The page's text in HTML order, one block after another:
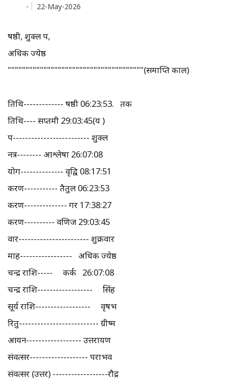
-
22-May-2026
षष्ठी, शुक्ल पक्ष,
अधिक ज्येष्ठ
""""""""""""""""""""""""""""""""""""""(समाप्ति काल)
तिथि------------- षष्ठी 06:23:53. तक
तिथि---- सप्तमी 29:03:45(क्षय )
पक्ष------------------------- शुक्ल
नक्षत्र-------- आश्लेषा 26:07:08
योग-------------- वृद्वि 08:17:51
करण----------- तैतुल 06:23:53
करण-------------- गर 17:38:27
करण---------- वणिज 29:03:45
वार----------------------- शुक्रवार
माह----------------- अधिक ज्येष्ठ
चन्द्र राशि----- कर्क 26:07:08
चन्द्र राशि------------------ सिंह
सूर्य राशि------------------ वृषभ
रितु-------------------------- ग्रीष्म
आयन------------------ उत्तरायण
संवत्सर------------------- पराभव
संवत्सर (उत्तर) ------------------रौद्र